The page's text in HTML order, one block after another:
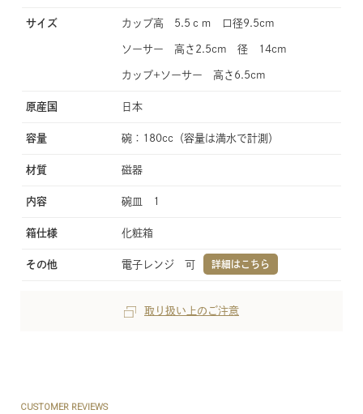
サイズ カップ高 5.5ｃｍ 口径9.5cm
ソーサー 高さ2.5cm 径 14cm
カップ+ソーサー 高さ6.5cm
原産国 日本
容量 碗：180cc（容量は満水で計測）
材質 磁器
内容 碗皿 1
箱仕様 化粧箱
その他 電子レンジ 可 詳細はこちら
取り扱い上のご注意
CUSTOMER REVIEWS